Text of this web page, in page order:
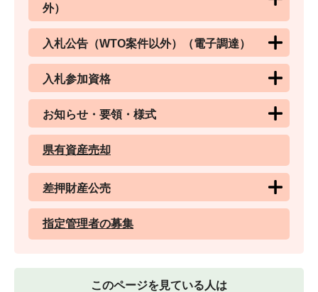
外）
入札公告（WTO案件以外）（電子調達）
入札参加資格
お知らせ・要領・様式
県有資産売却
差押財産公売
指定管理者の募集
このページを見ている人は